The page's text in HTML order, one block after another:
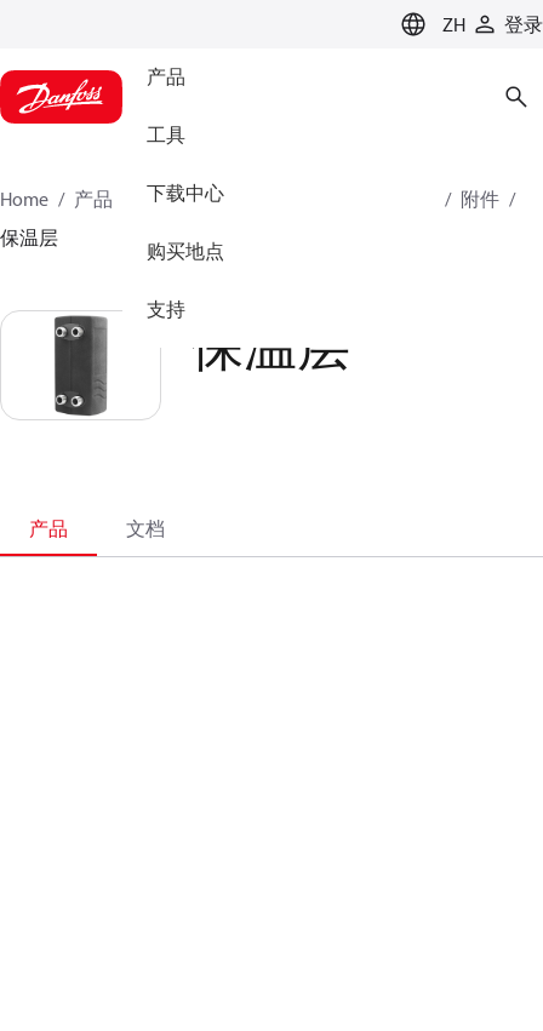
ZH 登录
产品
工具
下载中心
购买地点
支持
Home 产品 气候方案事业部供热业务
附件
保温层
保温层
产品 文档